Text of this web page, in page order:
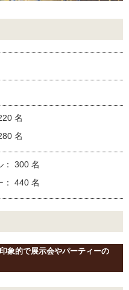
名
名
： 300 名
： 440 名
象的で展示会やパーティーの